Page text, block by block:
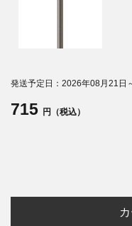
発送予定日：2026年08月21日
715 円（税込）